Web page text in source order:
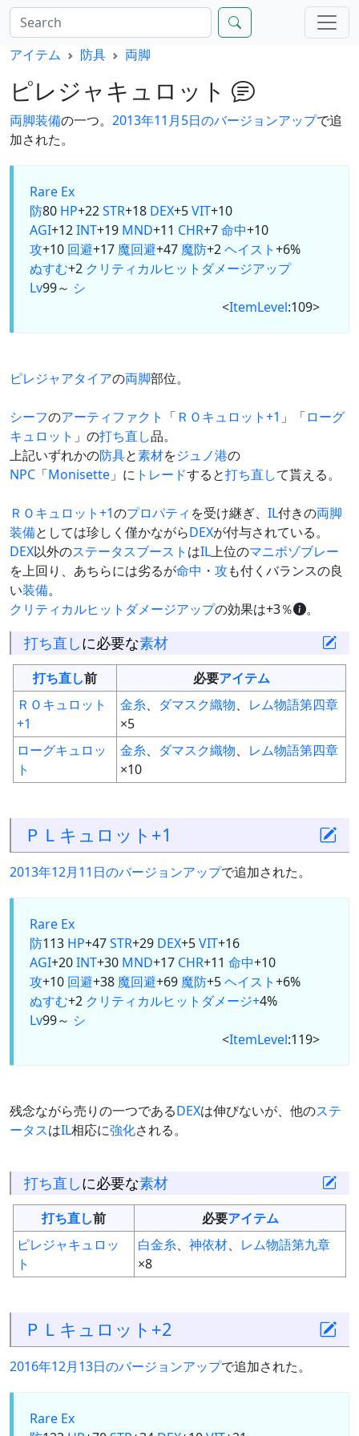
アイテム 防具 両脚
ピレジャキュロット
両脚装備の一つ。 2013年11月5日のバージョンアップで追
加された。
Rare Ex
防80 HP+22STR+18 DEX+5VIT+10
AGI+12INT+19 MND+11 CHR+7命中+10
攻+10 回避+17 魔回避+47 魔防+2ヘイスト+6%
ぬすむ+2 クリティカルヒットダメージアップ
Lv99～ シ
<ItemLevel:109>
ピレジャアタイアの両脚部位。
シーフのアーティファクト 「 ＲＯキュロット+1 」「ローグ
キュロット 」の打ち直し品。
上記いずれかの防具と素材をジュノ港の
NPC 「Monisette 」に トレードすると打ち直して貰える。
ＲＯキュロット+1のプロパティ を受け継ぎ、 IL付きの両脚
装備としては珍しく僅かながらDEXが付与されている。
DEX以外のステータスブースト はIL上位のマニボゾブレー
を上回り、あちらには劣るが命中 ・ 攻も付くバランスの良
い装備。
クリティカルヒットダメージアップの効果は+3％ 。
打ち直しに必要な素材
打ち直し前 必要アイテム
ＲＯキュロット
+1
金糸、 ダマスク織物、 レム物語第四章
×5
ローグキュロッ
ト
金糸、 ダマスク織物、 レム物語第四章
×10
ＰＬキュロット+1
2013年12月11日のバージョンアップで追加された。
Rare Ex
防113 HP+47STR+29 DEX+5VIT+16
AGI+20INT+30 MND+17 CHR+11 命中+10
攻+10 回避+38 魔回避+69 魔防+5ヘイスト+6%
ぬすむ+2 クリティカルヒットダメージ+4%
Lv99～ シ
<ItemLevel:119>
残念ながら売りの一つであるDEXは伸びないが、他のステ
ータスはIL相応に強化される。
打ち直しに必要な素材
打ち直し前 必要アイテム
ピレジャキュロッ
ト
白金糸、 神依材、 レム物語第九章
×8
ＰＬキュロット+2
2016年12月13日のバージョンアップで追加された。
Rare Ex